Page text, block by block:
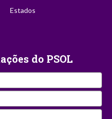
Estados
do PSOL